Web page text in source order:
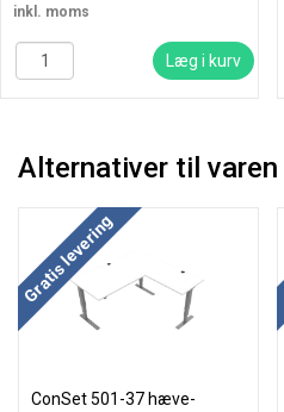
inkl. moms
Læg i kurv
Alternativer til varen
Køb mere og spar
Gratis levering
ConSet 501-37 hæve-